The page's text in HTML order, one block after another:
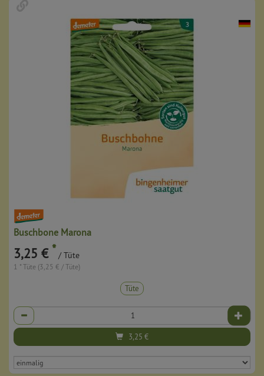
Buschbone Marona
3,25 € * / Tüte
1 * Tüte (3,25 € / Tüte)
Tüte
Anzahl
3,25 €